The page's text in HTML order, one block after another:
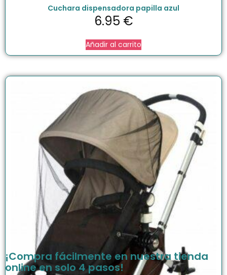
Cuchara dispensadora papilla azul
6.95 €
Añadir al carrito
¡Compra fácilmente en nuestra tienda
online en solo 4 pasos!